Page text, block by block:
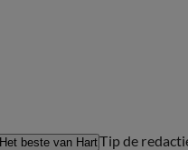
Het beste van HartTip de